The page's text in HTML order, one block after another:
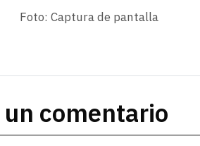
Foto: Captura de pantalla
un comentario